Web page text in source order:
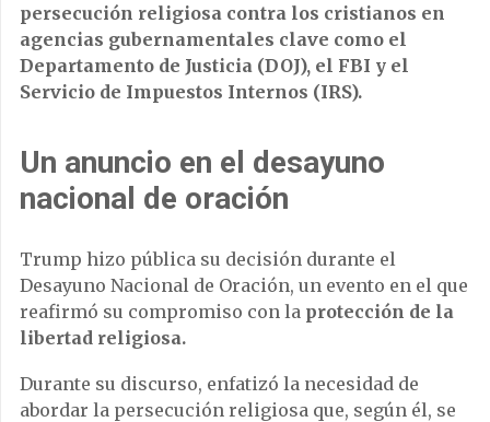
persecución religiosa contra los cristianos en
agencias gubernamentales clave como el
Departamento de Justicia (DOJ), el FBI y el
Servicio de Impuestos Internos (IRS).
Un anuncio en el desayuno
nacional de oración
Trump hizo pública su decisión durante el
Desayuno Nacional de Oración, un evento en el que
reafirmó su compromiso con la protección de la
libertad religiosa.
Durante su discurso, enfatizó la necesidad de
abordar la persecución religiosa que, según él, se